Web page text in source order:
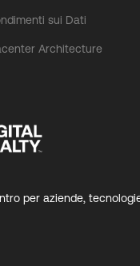
sui Dati
Architecture
per aziende,